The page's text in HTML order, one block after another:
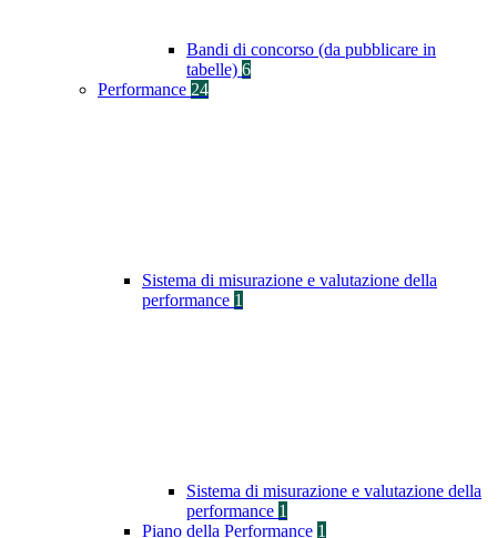
Bandi di concorso (da pubblicare in
tabelle) 6
Performance 24
Sistema di misurazione e valutazione della
performance 1
Sistema di misurazione e valutazione della
performance 1
Piano della Performance 1